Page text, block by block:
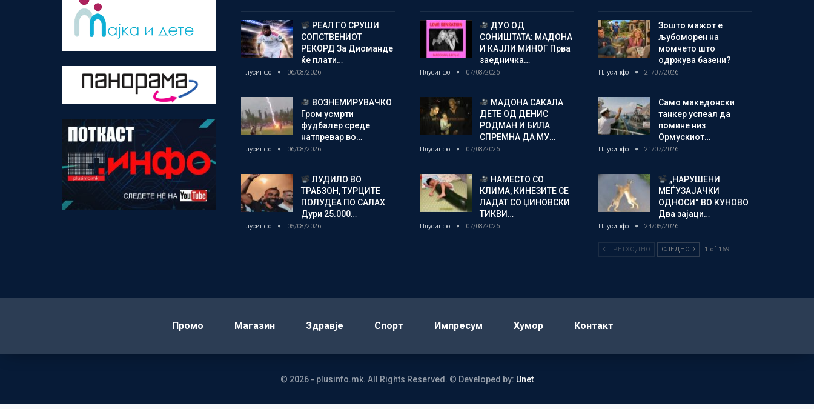
РЕАЛ ГО СРУШИ
СОПСТВЕНИОТ
РЕКОРД За Диоманде
ќе плати…
Плусинфо 06/08/2026
ВОЗНЕМИРУВАЧКО
Гром усмрти
фудбалер среде
натпревар во…
Плусинфо 06/08/2026
ЛУДИЛО ВО
ТРАБЗОН, ТУРЦИТЕ
ПОЛУДЕА ПО САЛАХ
Дури 25.000…
Плусинфо 05/08/2026
ДУО ОД
СОНИШТАТА: МАДОНА
И КАЈЛИ МИНОГ Прва
заедничка…
Плусинфо 07/08/2026
МАДОНА САКАЛА
ДЕТЕ ОД ДЕНИС
РОДМАН И БИЛА
СПРЕМНА ДА МУ…
Плусинфо 07/08/2026
НАМЕСТО СО
КЛИМА, КИНЕЗИТЕ СЕ
ЛАДАТ СО ЏИНОВСКИ
ТИКВИ…
Плусинфо 07/08/2026
Зошто мажот е
љубоморен на
момчето што
одржува базени?
Плусинфо 21/07/2026
Само македонски
танкер успеал да
помине низ
Ормускиот…
Плусинфо 21/07/2026
„НАРУШЕНИ
МЕЃУЗАЈАЧКИ
ОДНОСИ“ ВО КУНОВО
Два зајаци…
Плусинфо 24/05/2026
ПРЕТХОДНО СЛЕДНО 1 of 169
Промо Магазин Здравје Спорт Импресум Хумор Контакт
© 2026 - plusinfo.mk. All Rights Reserved. © Developed by: Unet